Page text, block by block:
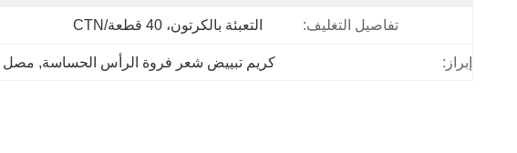
تفاصيل التغليف: التعبئة بالكرتون، 40 قطعة/CTN
إبراز: كريم تبييض شعر فروة الرأس الحساسة, مصل